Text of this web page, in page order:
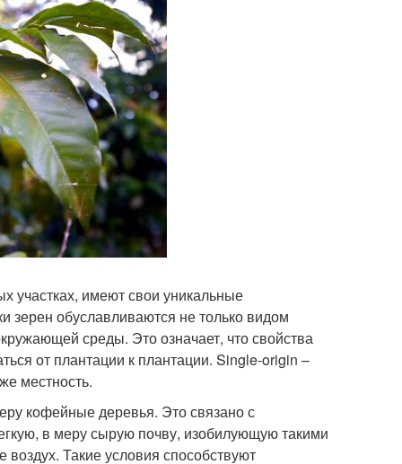
имеют свои уникальные
зерен обуславливаются не только видом
среды. Это означает, что свойства
от плантации к плантации. Single-origin –
местность.
кофейные деревья. Это связано с
в меру сырую почву, изобилующую такими
Такие условия способствуют